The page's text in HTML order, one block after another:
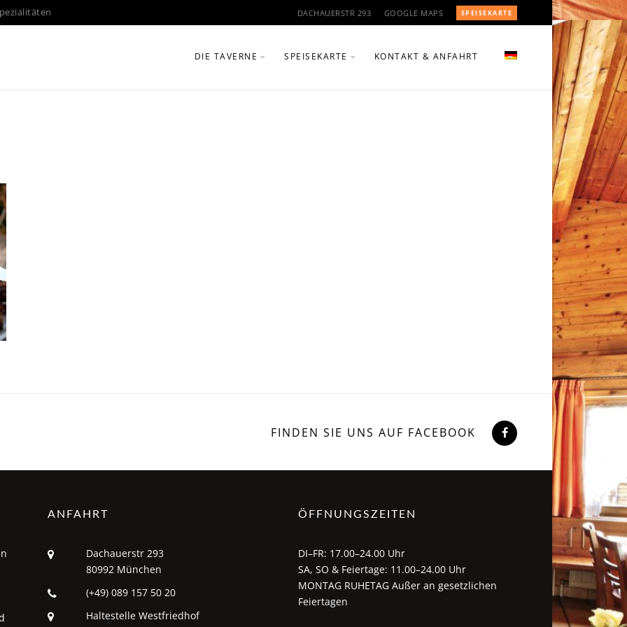
DACHAUERSTR 293 GOOGLE MAPS SPEISEKARTE
DIE TAVERNE SPEISEKARTE KONTAKT & ANFAHRT
FINDEN SIE UNS AUF FACEBOOK
ANFAHRT
Dachauerstr 293
80992 München
(+49) 089 157 50 20
Haltestelle Westfriedhof
ÖFFNUNGSZEITEN
DI–FR: 17.00–24.00 Uhr
SA, SO & Feiertage: 11.00–24.00 Uhr
MONTAG RUHETAG Außer an gesetzlichen
Feiertagen